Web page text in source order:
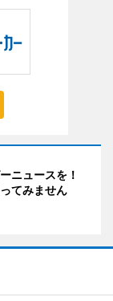
ニュースを！
てみません